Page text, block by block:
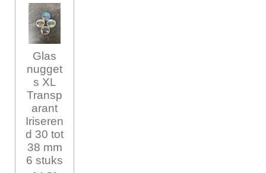
Glas
nugget
s XL
Transp
arant
Iriseren
d 30 tot
38 mm
6 stuks